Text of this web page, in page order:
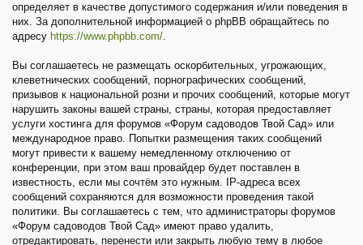
определяет в качестве допустимого содержания и/или поведения в
них. За дополнительной информацией о phpBB обращайтесь по
адресу https://www.phpbb.com/.
Вы соглашаетесь не размещать оскорбительных, угрожающих,
клеветнических сообщений, порнографических сообщений,
призывов к национальной розни и прочих сообщений, которые могут
нарушить законы вашей страны, страны, которая предоставляет
услуги хостинга для форумов «Форум садоводов Твой Сад» или
международное право. Попытки размещения таких сообщений
могут привести к вашему немедленному отключению от
конференции, при этом ваш провайдер будет поставлен в
известность, если мы сочтём это нужным. IP-адреса всех
сообщений сохраняются для возможности проведения такой
политики. Вы соглашаетесь с тем, что администраторы форумов
«Форум садоводов Твой Сад» имеют право удалить,
отредактировать, перенести или закрыть любую тему в любое